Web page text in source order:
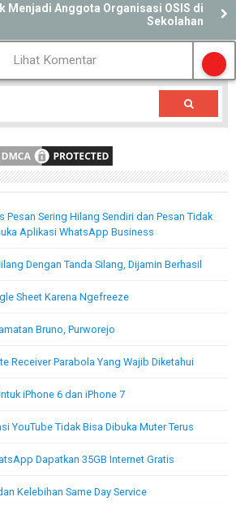
Menjadi Anggota Organisasi OSIS di
Sekolahan
Lihat Komentar
Pesan Sering Hilang Sendiri dan Pesan Tidak
Aplikasi WhatsApp Business
Dengan Tanda Silang, Dijamin Berhasil
Sheet Karena Ngefreeze
Bruno, Purworejo
Receiver Parabola Yang Wajib Diketahui
iPhone 6 dan iPhone 7
YouTube Tidak Bisa Dibuka Muter Terus
Dapatkan 35GB Internet Gratis
Kelebihan Same Day Service